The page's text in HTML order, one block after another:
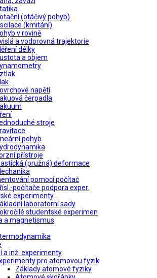
(otáčivý pohyb)
(kmitání)
v rovině
a vodorovná trajektorie
délky
a objem
napětí
čerpadla
stroje
pohyb
přístroje
(pružná) deformace
pomocí počítač
počítače podpora exper.
experimenty
laboratorní sady
studentské experimen
a magnetismus
a inž. experimenty
pro atomovou fyzik
Základy atomové fyziky